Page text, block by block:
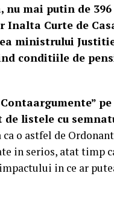
nu mai putin de
Curte de
ministrului
conditiile de
listele cu
o astfel de
in serios, atat timp
in ce ar